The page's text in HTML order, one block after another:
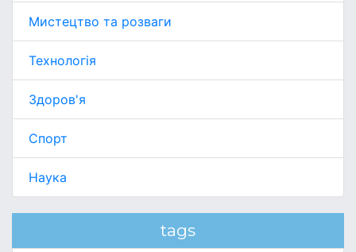
Мистецтво та розваги
Технологія
Здоров'я
Спорт
Наука
tags